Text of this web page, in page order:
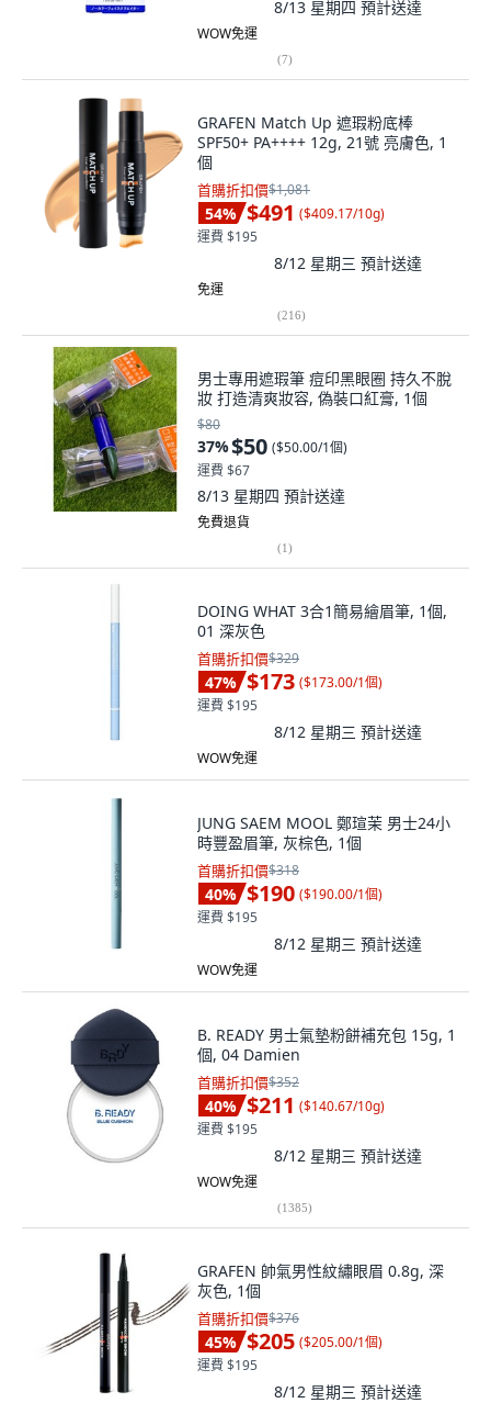
8/13 星期四 預計送達
WOW免運
(7)
GRAFEN Match Up 遮瑕粉底棒
SPF50+ PA++++ 12g, 21號 亮膚色, 1
個
首購折扣價$1,081
54% $491 ($409.17/10g)
運費 $195
8/12 星期三 預計送達
免運
(216)
男士專用遮瑕筆 痘印黑眼圈 持久不脫
妝 打造清爽妝容, 偽裝口紅膏, 1個
$80
37%$50 ($50.00/1個)
運費 $67
8/13 星期四 預計送達
免費退貨
(1)
DOING WHAT 3合1簡易繪眉筆, 1個,
01 深灰色
首購折扣價$329
47% $173 ($173.00/1個)
運費 $195
8/12 星期三 預計送達
WOW免運
JUNG SAEM MOOL 鄭瑄茉 男士24小
時豐盈眉筆, 灰棕色, 1個
首購折扣價$318
40% $190 ($190.00/1個)
運費 $195
8/12 星期三 預計送達
WOW免運
B. READY 男士氣墊粉餅補充包 15g, 1
個, 04 Damien
首購折扣價$352
40% $211 ($140.67/10g)
運費 $195
8/12 星期三 預計送達
WOW免運
(1385)
GRAFEN 帥氣男性紋繡眼眉 0.8g, 深
灰色, 1個
首購折扣價$376
45% $205 ($205.00/1個)
運費 $195
8/12 星期三 預計送達